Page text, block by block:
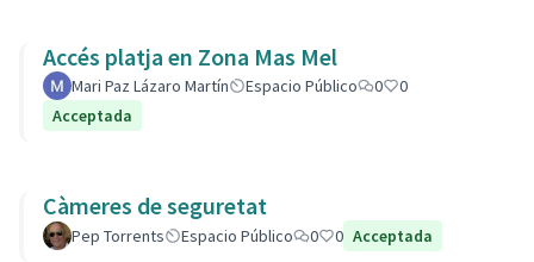
Accés platja en Zona Mas Mel
Mari Paz Lázaro Martín Espacio Público 0
0
Acceptada
Càmeres de seguretat
Pep Torrents Espacio Público 0 0 Acceptada